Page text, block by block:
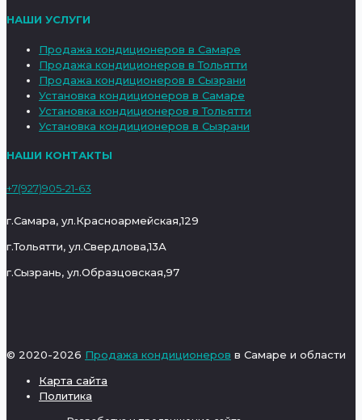
НАШИ УСЛУГИ
Продажа кондиционеров в Самаре
Продажа кондиционеров в Тольятти
Продажа кондиционеров в Сызрани
Установка кондиционеров в Самаре
Установка кондиционеров в Тольятти
Установка кондиционеров в Сызрани
НАШИ КОНТАКТЫ
+7(927)905-21-63
г.Самара, ул.Красноармейская,129
г.Тольятти, ул.Свердлова,13А
г.Сызрань, ул.Образцовская,97
© 2020-2026 Продажа кондиционеров в Самаре и области
Карта сайта
Политика